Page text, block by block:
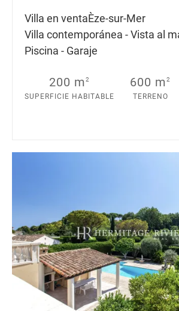
Villa en ventaÈze-sur-Mer
Villa contemporánea - Vista al
Piscina - Garaje
200 m2
SUPERFICIE HABITABLE
600 m2
TERRENO